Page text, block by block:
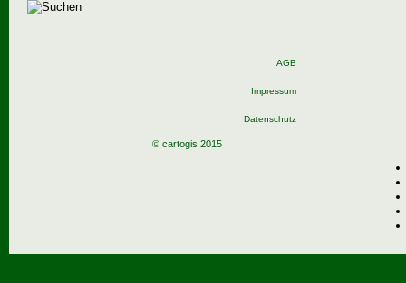
AGB
Impressum
Datenschutz
© cartogis 2015